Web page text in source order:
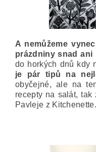
A nemůžeme
prázdniny snad ani
do horkých dnů kdy
je pár tipů na
obyčejné, ale na
recepty na salát, tak
Pavleje z Kitchenette.